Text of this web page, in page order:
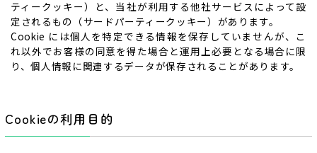
ティークッキー）と、当社が利用する他社サービスによって設
定されるもの（サードパーティークッキー）があります。
Cookie には個人を特定できる情報を保存していませんが、こ
れ以外でお客様の同意を得た場合と運用上必要となる場合に限
り、個人情報に関連するデータが保存されることがあります。
Cookieの利用目的